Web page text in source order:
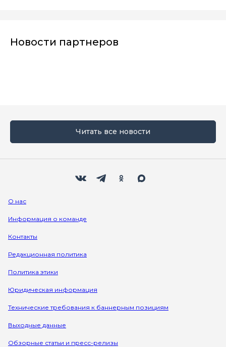
Новости партнеров
Читать все новости
О нас
Информация о команде
Контакты
Редакционная политика
Политика этики
Юридическая информация
Технические требования к баннерным позициям
Выходные данные
Обзорные статьи и пресс-релизы